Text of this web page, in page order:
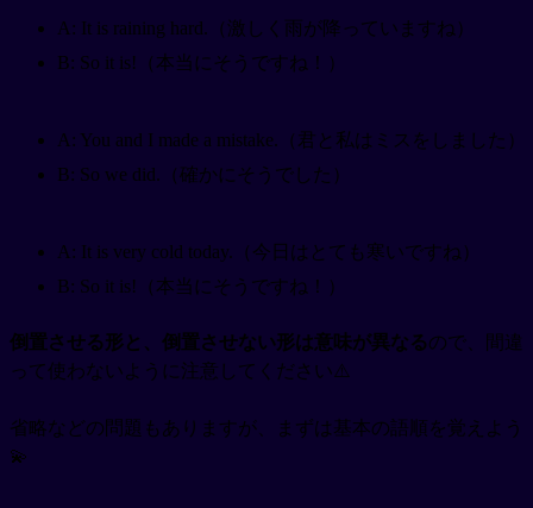
A: It is raining hard.（激しく雨が降っていますね）
B: So it is!（本当にそうですね！）
A: You and I made a mistake.（君と私はミスをしました）
B: So we did.（確かにそうでした）
A: It is very cold today.（今日はとても寒いですね）
B: So it is!（本当にそうですね！）
倒置させる形と、倒置させない形は意味が異なるので、間違
って使わないように注意してください⚠️
省略などの問題もありますが、まずは基本の語順を覚えよう
💫